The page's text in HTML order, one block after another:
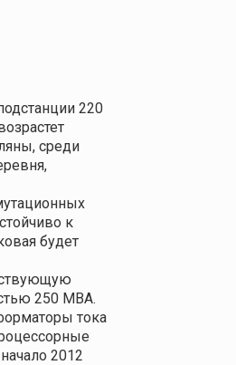
220
среди
к
будет
250 МВА.
тока
2012